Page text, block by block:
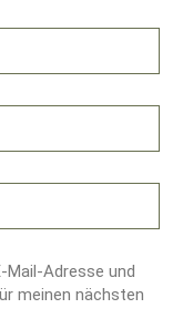
Mail-Adresse und
meinen nächsten